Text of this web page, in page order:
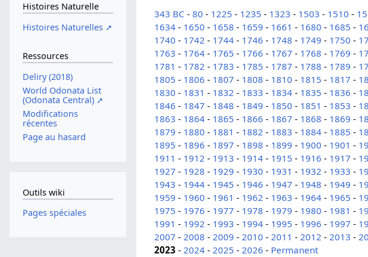
343 BC -80 - 1225 - 1235 - 1323 - 1503 - 1510 -
1634 - 1650 - 1658 - 1659 - 1661 - 1680 - 1685 -
1740 - 1742 - 1744 - 1746 - 1748 - 1749 - 1750 -
1763 - 1764 - 1765 - 1766 - 1767 - 1768 - 1769 -
1781 - 1782 - 1783 - 1785 - 1787 - 1788 - 1789 -
1805 - 1806 - 1807 - 1808 - 1810 - 1815 - 1817 -
1830 - 1831 - 1832 - 1833 - 1834 - 1835 - 1836 -
1846 - 1847 - 1848 - 1849 - 1850 - 1851 - 1853 -
1863 - 1864 - 1865 - 1866 - 1867 - 1868 - 1869 -
1879 - 1880 - 1881 - 1882 - 1883 - 1884 - 1885 -
1895 - 1896 - 1897 - 1898 - 1899 - 1900 - 1901 -
1911 - 1912 - 1913 - 1914 - 1915 - 1916 - 1917 -
1927 - 1928 - 1929 - 1930 - 1931 - 1932 - 1933 -
1943 - 1944 - 1945 - 1946 - 1947 - 1948 - 1949 -
1959 - 1960 - 1961 - 1962 - 1963 - 1964 - 1965 -
1975 - 1976 - 1977 - 1978 - 1979 - 1980 - 1981 -
1991 - 1992 - 1993 - 1994 - 1995 - 1996 - 1997 -
2007 -2008 -2009 -2010 -2011 -2012 -2013 -
2023 -2024 -2025 -2026 - Permanent
Histoires Naturelle
Histoires Naturelles ➚
Ressources
Deliry (2018)
World Odonata List
(Odonata Central) ➚
Modifications
récentes
Page au hasard
Outils wiki
Pages spéciales